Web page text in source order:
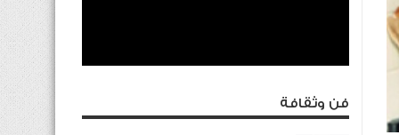
فن وثقافة